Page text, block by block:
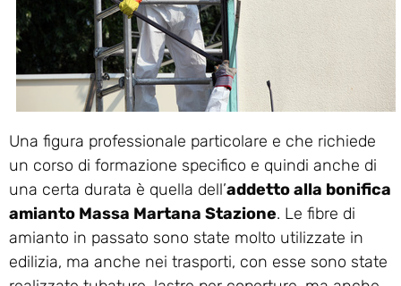
Una figura professionale particolare e che richiede
un corso di formazione specifico e quindi anche di
una certa durata è quella dell’addetto alla bonifica
amianto Massa Martana Stazione. Le fibre di
amianto in passato sono state molto utilizzate in
edilizia, ma anche nei trasporti, con esse sono state